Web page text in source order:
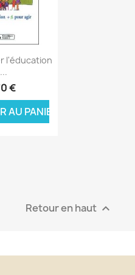
rapide
l'éducation
€
AU PANIER
Retour en haut 